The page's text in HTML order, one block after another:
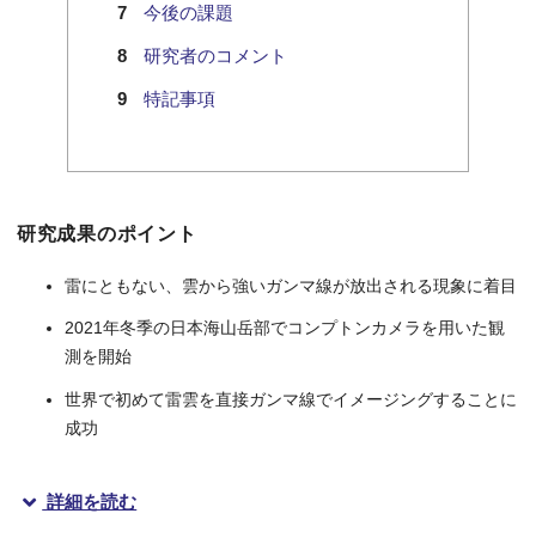
今後の課題
研究者のコメント
特記事項
研究成果のポイント
雷にともない、雲から強いガンマ線が放出される現象に着目
2021年冬季の日本海山岳部でコンプトンカメラを用いた観
測を開始
世界で初めて雷雲を直接ガンマ線でイメージングすることに
成功
詳細を読む